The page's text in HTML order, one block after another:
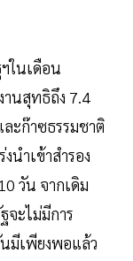
ในเดือน
านสุทธิถึง 7.4
ะก๊าซธรรมชาติ
นำเข้าสำรอง
วัน จากเดิม
จะไม่มีการ
มีเพียงพอแล้ว